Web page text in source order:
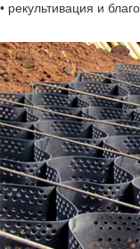
• рекультивация и